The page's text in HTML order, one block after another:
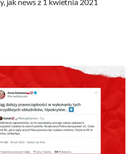
jak news z 1 kwietnia 2021